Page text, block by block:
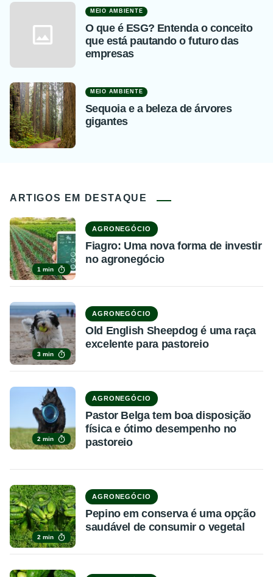
MEIO AMBIENTE
O que é ESG? Entenda o conceito
que está pautando o futuro das
empresas
MEIO AMBIENTE
Sequoia e a beleza de árvores
gigantes
ARTIGOS EM DESTAQUE
1 min
AGRONEGÓCIO
Fiagro: Uma nova forma de investir
no agronegócio
3 min
AGRONEGÓCIO
Old English Sheepdog é uma raça
excelente para pastoreio
2 min
AGRONEGÓCIO
Pastor Belga tem boa disposição
física e ótimo desempenho no
pastoreio
2 min
AGRONEGÓCIO
Pepino em conserva é uma opção
saudável de consumir o vegetal